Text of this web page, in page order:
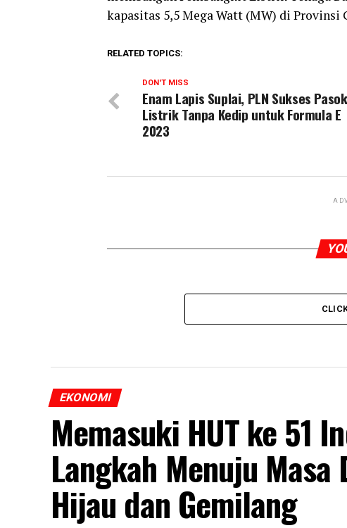
kapasitas 5,5 Mega Watt (MW) di Provinsi
RELATED TOPICS:
DON'T MISS
Enam Lapis Suplai, PLN Sukses Pasok
Listrik Tanpa Kedip untuk Formula E
2023
EKONOMI
Memasuki HUT ke 51
Langkah Menuju Masa
Hijau dan Gemilang